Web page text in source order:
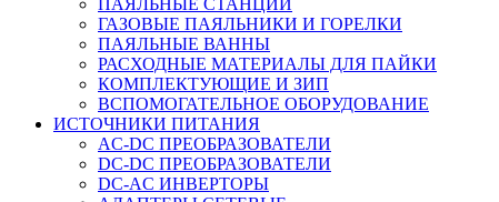
ГАЗОВЫЕ ПАЯЛЬНИКИ И ГОРЕЛКИ
ПАЯЛЬНЫЕ ВАННЫ
РАСХОДНЫЕ МАТЕРИАЛЫ ДЛЯ ПАЙКИ
КОМПЛЕКТУЮЩИЕ И ЗИП
ВСПОМОГАТЕЛЬНОЕ ОБОРУДОВАНИЕ
ИСТОЧНИКИ ПИТАНИЯ
AC-DC ПРЕОБРАЗОВАТЕЛИ
DC-DC ПРЕОБРАЗОВАТЕЛИ
DC-AC ИНВЕРТОРЫ